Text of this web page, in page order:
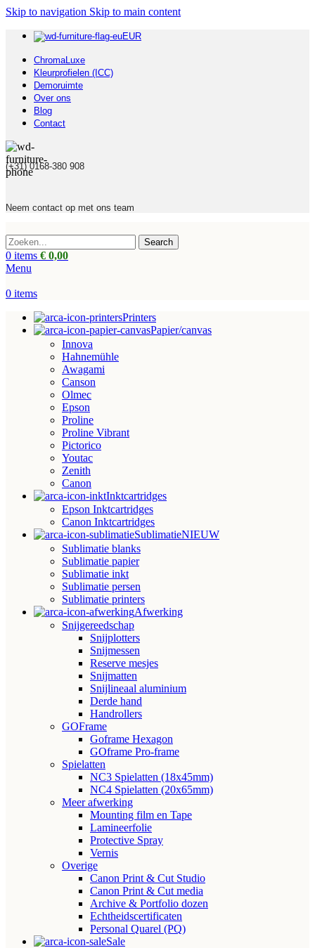
Skip to navigation Skip to main content
EUR
ChromaLuxe
Kleurprofielen (ICC)
Demoruimte
Over ons
Blog
Contact
(+31) 0168-380 908
Neem contact op met ons team
Search
0 items € 0,00
Menu
0 items
Printers
Papier/canvas
Innova
Hahnemühle
Awagami
Canson
Olmec
Epson
Proline
Proline Vibrant
Pictorico
Youtac
Zenith
Canon
Inktcartridges
Epson Inktcartridges
Canon Inktcartridges
SublimatieNIEUW
Sublimatie blanks
Sublimatie papier
Sublimatie inkt
Sublimatie persen
Sublimatie printers
Afwerking
Snijgereedschap
Snijplotters
Snijmessen
Reserve mesjes
Snijmatten
Snijlineaal aluminium
Derde hand
Handrollers
GOFrame
Goframe Hexagon
GOframe Pro-frame
Spielatten
NC3 Spielatten (18x45mm)
NC4 Spielatten (20x65mm)
Meer afwerking
Mounting film en Tape
Lamineerfolie
Protective Spray
Vernis
Overige
Canon Print & Cut Studio
Canon Print & Cut media
Archive & Portfolio dozen
Echtheidscertificaten
Personal Quarel (PQ)
Sale